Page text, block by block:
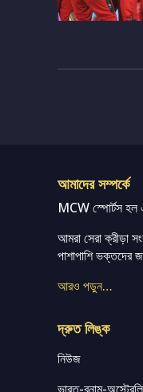
আমাদের সম্পর্কে
MCW স্পোর্টস হল
আমরা সেরা ক্রীড়া
পাশাপাশি ভক্তদের
আরও পড়ুন…
দ্রুত লিঙ্ক
নিউজ